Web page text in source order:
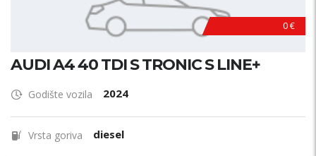
0 €
AUDI A4 40 TDI S TRONIC S LINE+
Godište vozila 2024
Vrsta goriva diesel